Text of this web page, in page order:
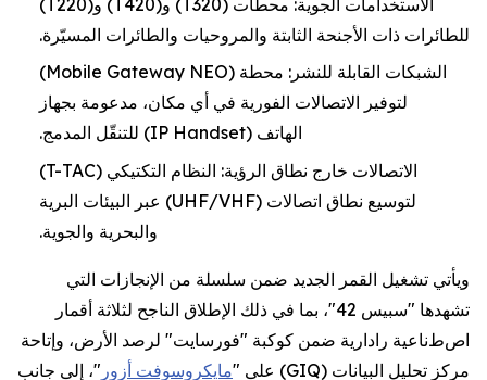
للطائرات ذات الأجنحة الثابتة والمروحيات والطائرات المسيّرة.
الشبكات القابلة للنشر: محطة (
Mobile Gateway NEO
)
لتوفير الاتصالات الفورية في أي مكان، مدعومة بجهاز
الهاتف (
IP Handset
) للتنقّل المدمج.
الاتصالات خارج نطاق الرؤية: النظام التكتيكي (
T-TAC
)
لتوسيع نطاق اتصالات (
UHF/VHF
) عبر البيئات البرية
والبحرية والجوية.
ويأتي تشغيل القمر الجديد ضمن سلسلة من الإنجازات التي
تشهدها "سبيس 42"، بما في ذلك الإطلاق الناجح لثلاثة أقمار
اصطناعية رادارية ضمن كوكبة "فورسايت" لرصد الأرض، وإتاحة
مركز تحليل البيانات (
GIQ
) على "مايكروسوفت أزور "، إلى جانب